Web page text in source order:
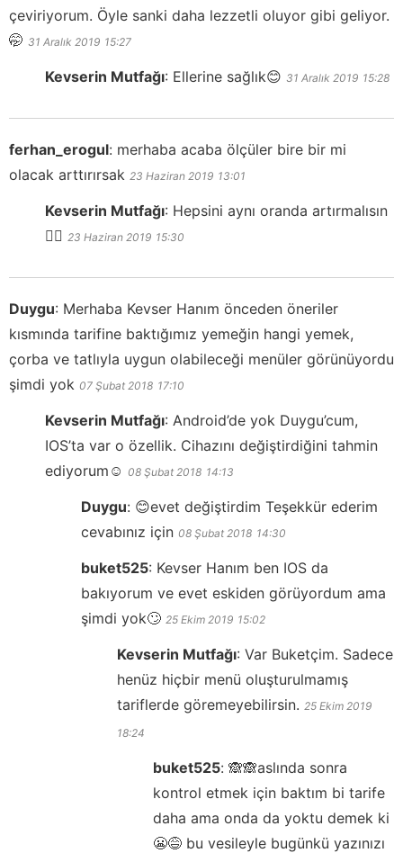
çeviriyorum. Öyle sanki daha lezzetli oluyor gibi geliyor.
🤭 31 Aralık 2019 15:27
Kevserin Mutfağı: Ellerine sağlık😊 31 Aralık 2019 15:28
ferhan_erogul: merhaba acaba ölçüler bire bir mi
olacak arttırırsak 23 Haziran 2019 13:01
Kevserin Mutfağı: Hepsini aynı oranda artırmalısın
👍🏻 23 Haziran 2019 15:30
Duygu: Merhaba Kevser Hanım önceden öneriler
kısmında tarifine baktığımız yemeğin hangi yemek,
çorba ve tatlıyla uygun olabileceği menüler görünüyordu
şimdi yok 07 Şubat 2018 17:10
Kevserin Mutfağı: Android’de yok Duygu’cum,
IOS’ta var o özellik. Cihazını değiştirdiğini tahmin
ediyorum☺️ 08 Şubat 2018 14:13
Duygu: 😊evet değiştirdim Teşekkür ederim
cevabınız için 08 Şubat 2018 14:30
buket525: Kevser Hanım ben IOS da
bakıyorum ve evet eskiden görüyordum ama
şimdi yok🙄 25 Ekim 2019 15:02
Kevserin Mutfağı: Var Buketçim. Sadece
henüz hiçbir menü oluşturulmamış
tariflerde göremeyebilirsin. 25 Ekim 2019
18:24
buket525: 🙈🙈aslında sonra
kontrol etmek için baktım bi tarife
daha ama onda da yoktu demek ki
😬😅 bu vesileyle bugünkü yazınızı